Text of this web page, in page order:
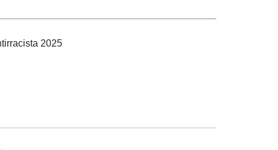
2025